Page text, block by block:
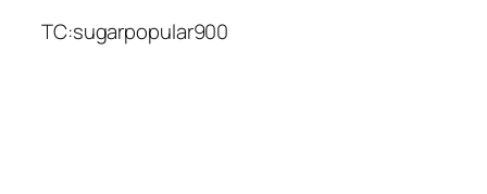
TC:sugarpopular900